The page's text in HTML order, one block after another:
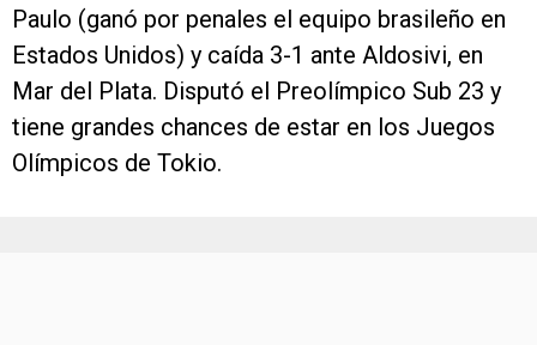
Paulo (ganó por penales el equipo brasileño en
Estados Unidos) y caída 3-1 ante Aldosivi, en
Mar del Plata. Disputó el Preolímpico Sub 23 y
tiene grandes chances de estar en los Juegos
Olímpicos de Tokio.